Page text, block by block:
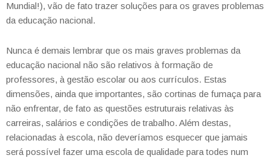
Mundial!), vão de fato trazer soluções para os graves problemas
da educação nacional.
Nunca é demais lembrar que os mais graves problemas da
educação nacional não são relativos à formação de
professores, à gestão escolar ou aos currículos. Estas
dimensões, ainda que importantes, são cortinas de fumaça para
não enfrentar, de fato as questões estruturais relativas às
carreiras, salários e condições de trabalho. Além destas,
relacionadas à escola, não deveríamos esquecer que jamais
será possível fazer uma escola de qualidade para todes num